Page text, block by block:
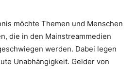
möchte Themen und Menschen
die in den Mainstreammedien
werden. Dabei legen
Unabhängigkeit. Gelder von